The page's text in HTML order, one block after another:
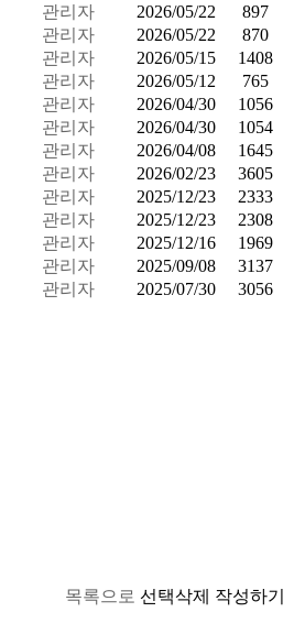
관리자 2026/05/22
897
관리자 2026/05/22
870
관리자 2026/05/15
1408
관리자 2026/05/12
765
관리자 2026/04/30
1056
관리자 2026/04/30
1054
관리자 2026/04/08
1645
관리자 2026/02/23
3605
관리자 2025/12/23
2333
관리자 2025/12/23
2308
관리자 2025/12/16
1969
관리자 2025/09/08
3137
관리자 2025/07/30 3056
목록으로 선택삭제 작성하기